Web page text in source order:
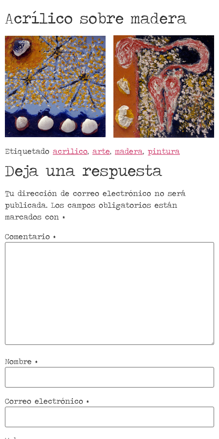
Acrílico sobre madera
Etiquetado acrìlico, arte, madera, pintura
Deja una respuesta
Tu dirección de correo electrónico no será
publicada. Los campos obligatorios están
marcados con *
Comentario *
Nombre *
Correo electrónico *